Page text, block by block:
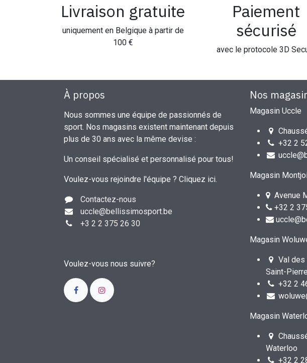
Livraison gratuite
uniquement en Belgique à partir de
100 €
Paiement
sécurisé
avec le protocole 3D
Nos
Magasin Uccle
+32 2
Magasin
Avenue
+32 2
Magasin
Val des
Saint-Pierre
+32 2
Magasin
Waterloo
+32 2
À propos
Nous sommes une équipe de passionnés de
sport. Nos magasins existent maintenant depuis
plus de 30 ans avec la même devise :
Un conseil spécialisé et personnalisé pour tous!
Voulez-vous rejoindre l'équipe ? Cliquez ici.
Contactez-nous
uccle@bellissimosport.be
+3 2 2 375 26 30
Voulez-vous nous suivre?